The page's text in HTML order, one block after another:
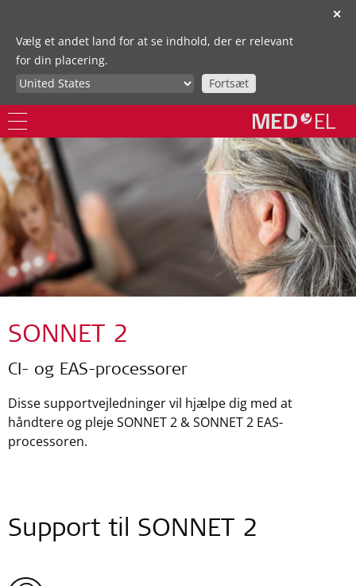
✕
Vælg et andet land for at se indhold, der er relevant
for din placering.
Fortsæt
SONNET 2
CI- og EAS-processorer
Disse supportvejledninger vil hjælpe dig med at
håndtere og pleje SONNET 2 & SONNET 2 EAS-
processoren.
Support til SONNET 2